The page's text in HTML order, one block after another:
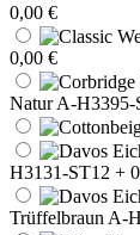
0,00 €
0,00 €
Natur A-H3395-
H3131-ST12 +
Trüffelbraun A-